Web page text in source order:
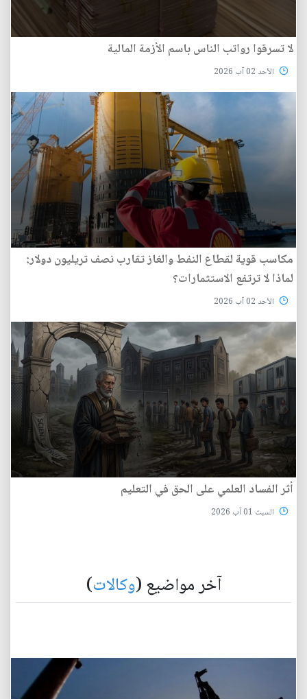
لا تسرقوا رواتب الناس باسم الأزمة المالية
الأحد 02 آب 2026
مكاسب قوية لقطاع النفط والغاز تقارب نصف تريليون دولار:
لماذا لا ترتفع الاستثمارات؟
الأحد 02 آب 2026
أثر الفساد العلمي على الحق في التعليم
السبت 01 آب 2026
آخر مواضيع (وكالات)